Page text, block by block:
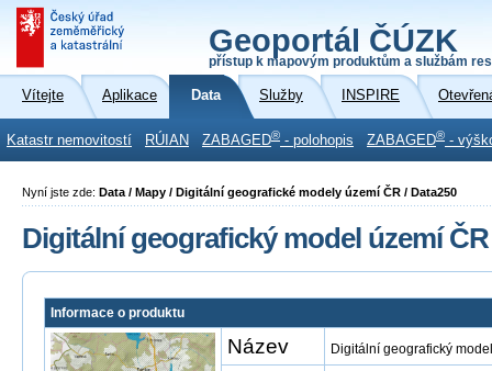
Geoportál ČÚZK
přístup k mapovým produktům a službám
Vítejte Aplikace Data Služby INSPIRE
Katastr nemovitostí RÚIAN ZABAGED® - polohopis ZABAGED® -
Nyní jste zde: Data / Mapy / Digitální geografické modely území ČR / Data250
Digitální geografický model území ČR
Informace o produktu
Název Digitální geografický